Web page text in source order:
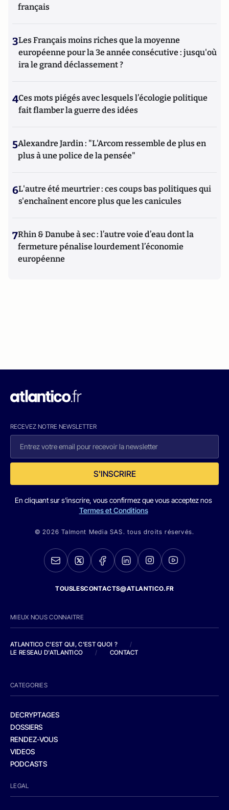
français
3Les Français moins riches que la moyenne
européenne pour la 3e année consécutive : jusqu'où
ira le grand déclassement ?
4Ces mots piégés avec lesquels l’écologie politique
fait flamber la guerre des idées
5Alexandre Jardin : "L'Arcom ressemble de plus en
plus à une police de la pensée"
6L'autre été meurtrier : ces coups bas politiques qui
s'enchaînent encore plus que les canicules
7Rhin & Danube à sec : l’autre voie d’eau dont la
fermeture pénalise lourdement l’économie
européenne
RECEVEZ NOTRE NEWSLETTER
S'INSCRIRE
En cliquant sur s'inscrire, vous confirmez que vous acceptez nos
Termes et Conditions
© 2026 Talmont Media SAS. tous droits réservés.
TOUSLESCONTACTS@ATLANTICO.FR
MIEUX NOUS CONNAITRE
ATLANTICO C'EST QUI, C'EST QUOI ?
/
LE RESEAU D'ATLANTICO
/ CONTACT
CATEGORIES
DECRYPTAGES
DOSSIERS
RENDEZ-VOUS
VIDEOS
PODCASTS
LEGAL